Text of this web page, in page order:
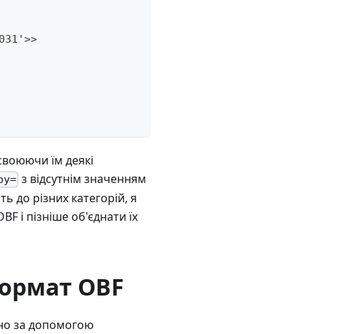
їм деякі
з відсутнім значенням
до різних категорій, я
і пізніше об'єднати їх
OBF
за допомогою